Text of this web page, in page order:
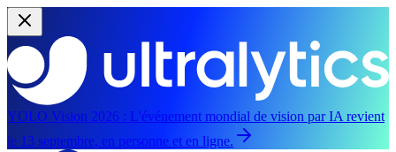
YOLO Vision 2026 : L'événement mondial de vision par IA revient
le 13 septembre, en personne et en ligne.